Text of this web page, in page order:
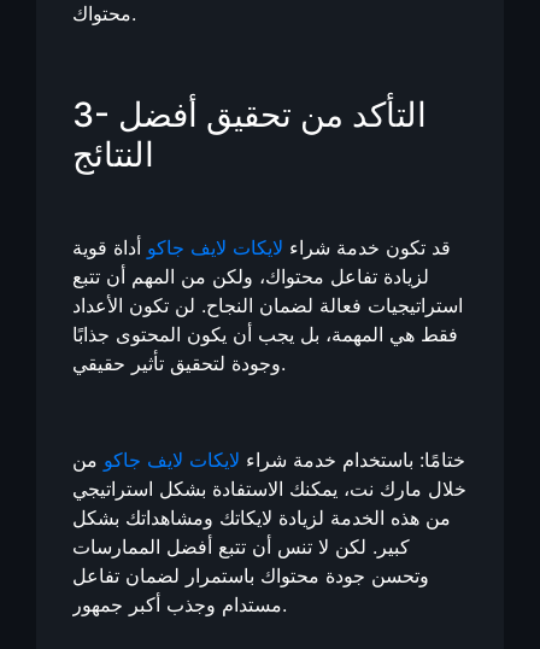
محتواك.
3- التأكد من تحقيق أفضل
النتائج
قد تكون خدمة شراء لايكات لايف جاكو أداة قوية
لزيادة تفاعل محتواك، ولكن من المهم أن تتبع
استراتيجيات فعالة لضمان النجاح. لن تكون الأعداد
فقط هي المهمة، بل يجب أن يكون المحتوى جذابًا
وجودة لتحقيق تأثير حقيقي.
ختامًا: باستخدام خدمة شراء لايكات لايف جاكو من
خلال مارك نت، يمكنك الاستفادة بشكل استراتيجي
من هذه الخدمة لزيادة لايكاتك ومشاهداتك بشكل
كبير. لكن لا تنس أن تتبع أفضل الممارسات
وتحسن جودة محتواك باستمرار لضمان تفاعل
مستدام وجذب أكبر جمهور.